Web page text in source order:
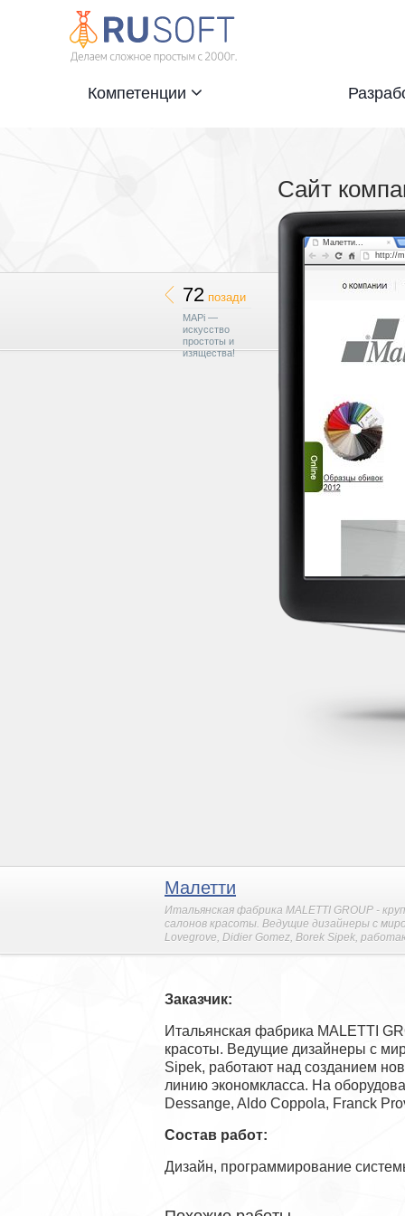
Компетенции
72 позади
MAPi —
искусство
простоты и
изящества!
Сайт
Малетти...
http://
Малетти
Итальянская фабрика MALETTI GROUP -
салонов красоты. Ведущие дизайнеры с
Lovegrove, Didier Gomez, Borek Sipek,
Заказчик:
Итальянская фабрика MALETTI
красоты. Ведущие дизайнеры с
Sipek, работают над созданием
линию экономкласса. На
Dessange, Aldo Coppola, Franck
Состав работ:
Дизайн, программирование